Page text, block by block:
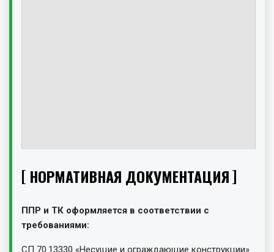
НОРМАТИВНАЯ ДОКУМЕНТАЦИЯ
ППР и ТК оформляется в соответствии с
требованиями:
СП 70.13330 «Несущие и ограждающие конструкции»